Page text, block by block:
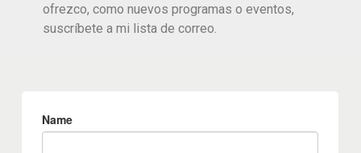
ofrezco, como nuevos programas o eventos,
suscríbete a mi lista de correo.